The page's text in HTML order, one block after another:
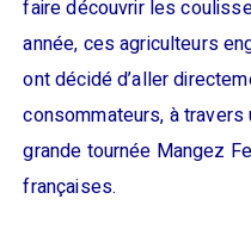
faire découvrir les
année, ces agriculteurs
ont décidé d’aller
consommateurs, à travers
grande tournée Mangez
françaises.